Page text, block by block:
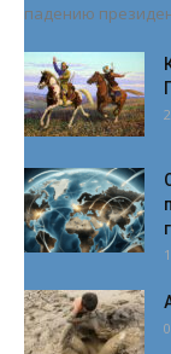
падению